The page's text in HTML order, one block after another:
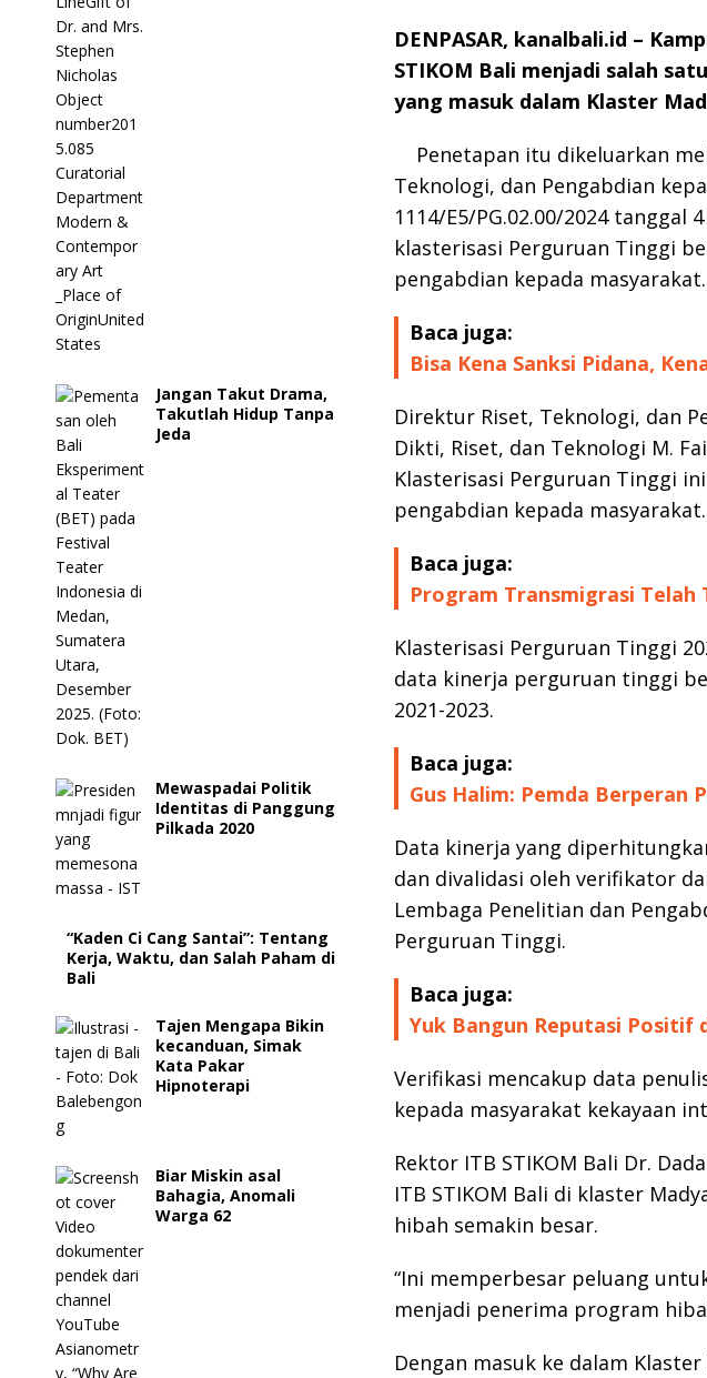
DENPASAR, kanalbali.id –
STIKOM Bali menjadi salah
yang masuk dalam Klaster
Penetapan itu dikeluarkan
Teknologi, dan Pengabdian
1114/E5/PG.02.00/2024
klasterisasi Perguruan Tinggi
pengabdian kepada masyarakat.
Baca juga:
Bisa Kena Sanksi Pidana,
Direktur Riset, Teknologi, dan
Dikti, Riset, dan Teknologi M.
Klasterisasi Perguruan Tinggi
pengabdian kepada masyarakat.
Baca juga:
Program Transmigrasi Telah
Klasterisasi Perguruan Tinggi
data kinerja perguruan tinggi
2021-2023.
Baca juga:
Gus Halim: Pemda Berperan
Data kinerja yang
dan divalidasi oleh verifikator
Lembaga Penelitian dan
Perguruan Tinggi.
Baca juga:
Yuk Bangun Reputasi Positif
Verifikasi mencakup data
kepada masyarakat kekayaan
Rektor ITB STIKOM Bali Dr.
ITB STIKOM Bali di klaster
hibah semakin besar.
“Ini memperbesar peluang
menjadi penerima program
Dengan masuk ke dalam
Jangan Takut Drama,
Takutlah Hidup Tanpa
Jeda
Mewaspadai Politik
Identitas di Panggung
Pilkada 2020
“Kaden Ci Cang Santai”: Tentang
Kerja, Waktu, dan Salah Paham di
Bali
Tajen Mengapa Bikin
kecanduan, Simak
Kata Pakar
Hipnoterapi
Biar Miskin asal
Bahagia, Anomali
Warga 62